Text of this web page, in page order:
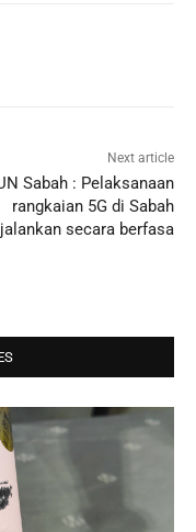
Next article
Sabah : Pelaksanaan
rangkaian 5G di Sabah
secara berfasa